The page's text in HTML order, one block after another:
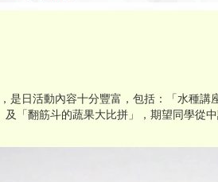
是日活動內容十分豐富，包括：「水種
「翻筋斗的蔬果大比拼」，期望同學從